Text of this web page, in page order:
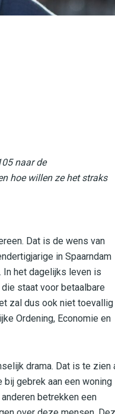
naar de
hoe willen ze het straks
Dat is de wens van
in Spaarndam
het dagelijks leven is
staat voor betaalbare
zal dus ook niet toevallig
Ordening, Economie en
drama. Dat is te zien
gebrek aan een woning
betrekken een